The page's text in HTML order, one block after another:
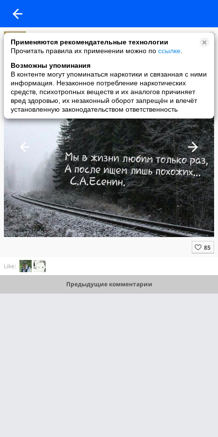
Применяются рекомендательные технологии
Прочитать правила их применении можно по ссылке
Возможны упоминания
В контенте могут упоминаться наркотики и связанная с ними
информация. Незаконное потребление наркотических
средств, психотропных веществ и их аналогов причиняет
вред здоровью, их незаконный оборот запрещён и влечёт
установленную законодательством ответственность
Цитаты, стихи, истории, притчи, юмор
added a photo
12 Mar в 14:28
Like:
Предыдущие комментарии